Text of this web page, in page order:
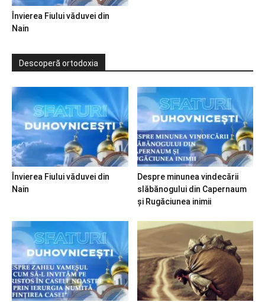
Învierea Fiului văduvei din
Nain
Descoperă ortodoxia
Învierea Fiului văduvei din
Nain
Despre minunea vindecării
slăbănogului din Capernaum
și Rugăciunea inimii